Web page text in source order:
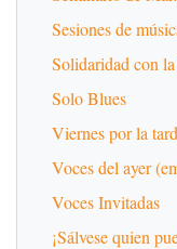
Sesiones de
Solidaridad con
Solo Blues
Viernes por la
Voces del ayer
Voces Invitadas
¡Sálvese quien